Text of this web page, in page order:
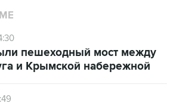
пешеходный мост между
и Крымской набережной